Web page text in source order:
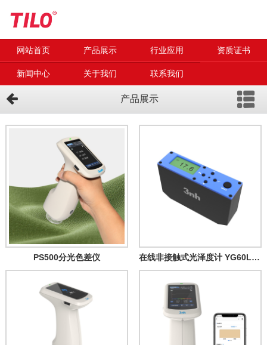
网站首页 产品展示 行业应用 资质证书
新闻中心 关于我们 联系我们
产品展示
PS500分光色差仪 在线非接触式光泽度计 YG60L Plus